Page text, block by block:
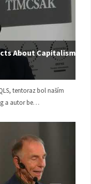
About Capitalism |
tentoraz bol naším
a autor be…